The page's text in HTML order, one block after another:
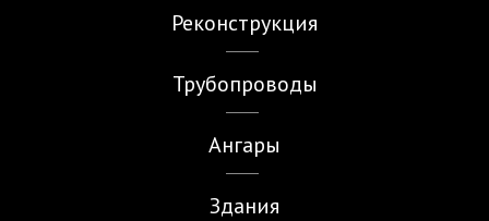
Реконструкция
Трубопроводы
Ангары
Здания